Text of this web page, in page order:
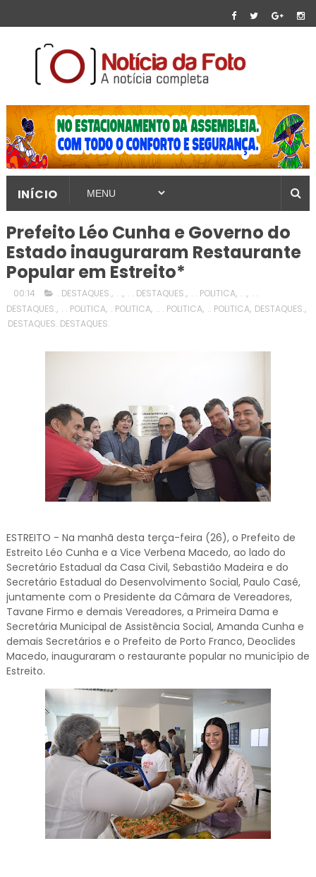
INÍCIO
Prefeito Léo Cunha e Governo do
Estado inauguraram Restaurante
Popular em Estreito*
00:14 . DESTAQUES., . ., . . DESTAQUES., . . POLITICA, . ., . .
DESTAQUES., . . POLITICA, . POLITICA, .. . POLITICA, .. POLITICA, DESTAQUES.,
DESTAQUES. DESTAQUES.
ESTREITO - Na manhã desta terça-feira (26), o Prefeito de
Estreito Léo Cunha e a Vice Verbena Macedo, ao lado do
Secretário Estadual da Casa Civil, Sebastião Madeira e do
Secretário Estadual do Desenvolvimento Social, Paulo Casé,
juntamente com o Presidente da Câmara de Vereadores,
Tavane Firmo e demais Vereadores, a Primeira Dama e
Secretária Municipal de Assistência Social, Amanda Cunha e
demais Secretários e o Prefeito de Porto Franco, Deoclides
Macedo, inauguraram o restaurante popular no município de
Estreito.